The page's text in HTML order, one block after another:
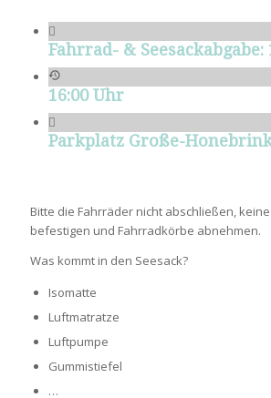
Fahrrad- & Seesackabgabe:
16:00 Uhr
Parkplatz Große-
Bitte die Fahrräder nicht abschließen,
befestigen und Fahrradkörbe abnehmen.
Was kommt in den Seesack?
Isomatte
Luftmatratze
Luftpumpe
Gummistiefel
…